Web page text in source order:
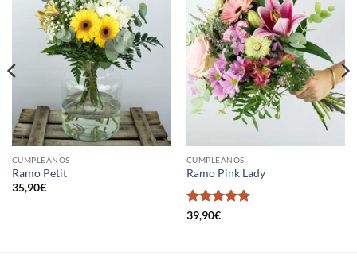
CUMPLEAÑOS
Ramo Petit
35,90€
CUMPLEAÑOS
Ramo Pink Lady
Valorado
39,90€